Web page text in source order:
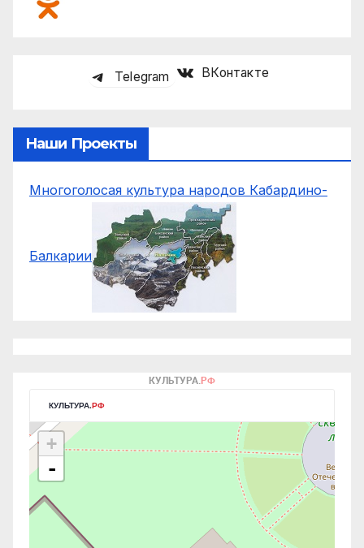
Telegram ВКонтакте
Наши Проекты
Многоголосая культура народов Кабардино-
Балкарии